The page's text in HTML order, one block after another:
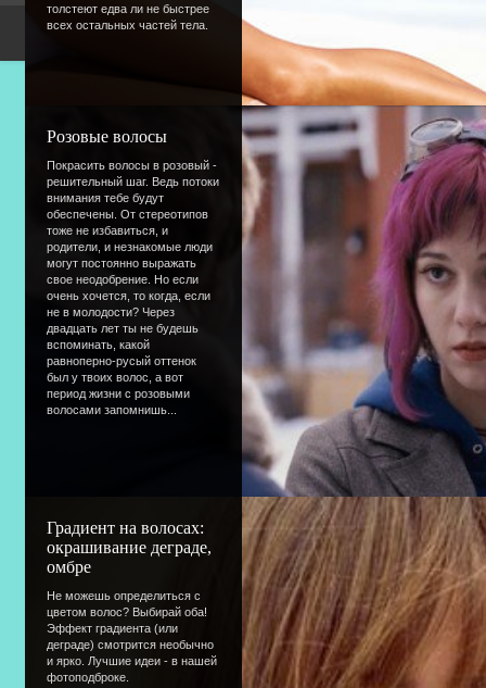
толстеют едва ли не быстрее
всех остальных частей тела.
Розовые волосы
Покрасить волосы в розовый -
решительный шаг. Ведь потоки
внимания тебе будут
обеспечены. От стереотипов
тоже не избавиться, и
родители, и незнакомые люди
могут постоянно выражать
свое неодобрение. Но если
очень хочется, то когда, если
не в молодости? Через
двадцать лет ты не будешь
вспоминать, какой
равноперно-русый оттенок
был у твоих волос, а вот
период жизни с розовыми
волосами запомнишь...
Градиент на волосах:
окрашивание деграде,
омбре
Не можешь определиться с
цветом волос? Выбирай оба!
Эффект градиента (или
деграде) смотрится необычно
и ярко. Лучшие идеи - в нашей
фотоподброке.